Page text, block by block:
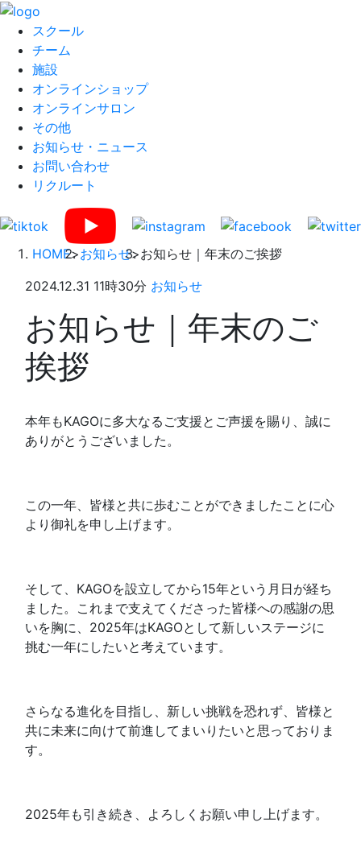
スクール
チーム
施設
オンラインショップ
オンラインサロン
その他
お知らせ・ニュース
お問い合わせ
リクルート
HOME>お知らせ>お知らせ｜年末のご挨拶
2024.12.31 11時30分 お知らせ
お知らせ｜年末のご
挨拶
本年もKAGOに多大なるご支援とご声援を賜り、誠に
ありがとうございました。
この一年、皆様と共に歩むことができましたことに心
より御礼を申し上げます。
そして、KAGOを設立してから15年という月日が経ち
ました。これまで支えてくださった皆様への感謝の思
いを胸に、2025年はKAGOとして新しいステージに
挑む一年にしたいと考えています。
さらなる進化を目指し、新しい挑戦を恐れず、皆様と
共に未来に向けて前進してまいりたいと思っておりま
す。
2025年も引き続き、よろしくお願い申し上げます。